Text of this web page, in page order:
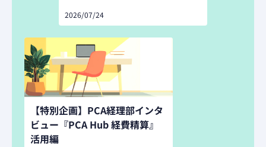
2026/07/24
【特別企画】PCA経理部インタ
ビュー『PCA Hub 経費精算』
活用編